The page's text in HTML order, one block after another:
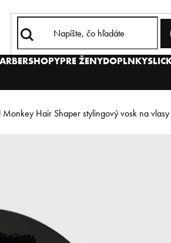
PRE ŽENYDOPLNKY
Monkey Hair Shaper stylingový vosk na